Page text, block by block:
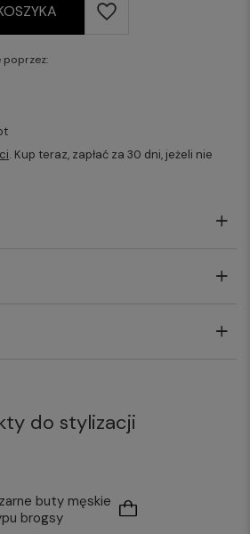
poprzez:
. Kup teraz, zapłać za 30 dni, jeżeli nie
do stylizacji
buty męskie
brogsy